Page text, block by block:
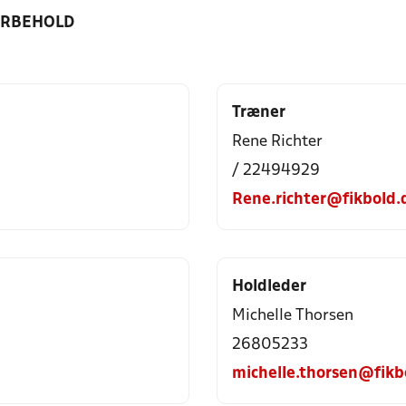
Træner
Rene Richter
/ 22494929
Holdleder
Michelle Thorsen
26805233